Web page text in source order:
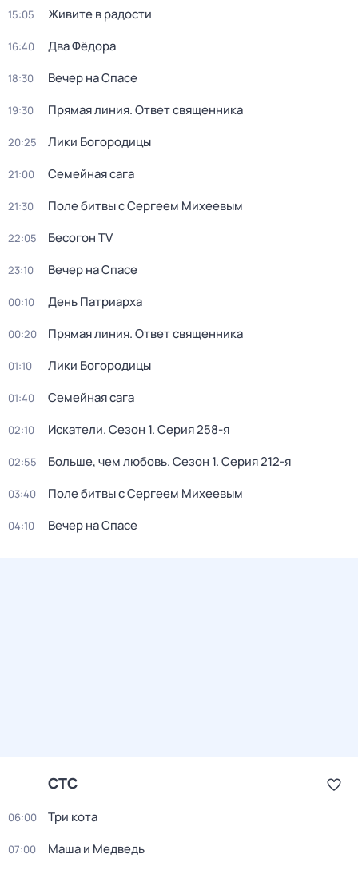
15:05 Живите в радости
16:40 Два Фёдора
18:30 Вечер на Спасе
19:30 Прямая линия. Ответ священника
20:25 Лики Богородицы
21:00 Семейная сага
21:30 Поле битвы с Сергеем Михеевым
22:05 Бесогон TV
23:10 Вечер на Спасе
00:10 День Патриарха
00:20 Прямая линия. Ответ священника
01:10 Лики Богородицы
01:40 Семейная сага
02:10 Искатели. Сезон 1. Серия 258-я
02:55 Больше, чем любовь. Сезон 1. Серия 212-я
03:40 Поле битвы с Сергеем Михеевым
04:10 Вечер на Спасе
СТС
06:00 Три кота
07:00 Маша и Медведь